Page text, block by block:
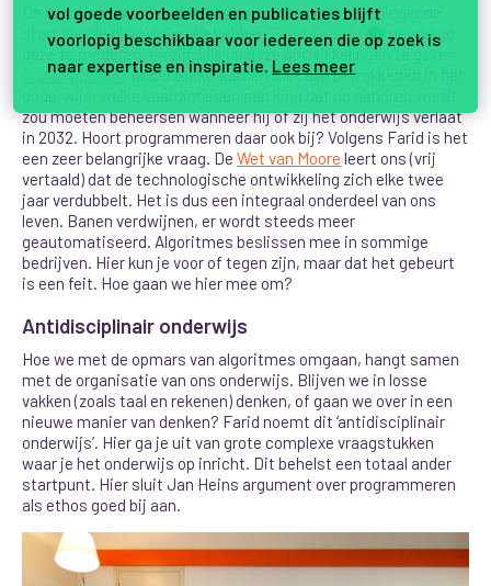
De verhalen van onze drie gasten zorgen voor een vliegende
start van de discussie. We hebbenFarid Tabarki
gevraagd
deze te moderen, en zijn blik op deze ontwikkelingen te geven.
Onderwijs2032 onderzoekt, samen met alle betrokkenen in het
zou moeten beheersen wanneer hij of zij het onderwijs verlaat
in 2032. Hoort programmeren daar ook bij? Volgens Farid is het
een zeer belangrijke vraag. DeWet van Moore leert ons (vrij
vertaald) dat de technologische ontwikkeling zich elke twee
jaar verdubbelt. Het is dus een integraal onderdeel van ons
leven. Banen verdwijnen, er wordt steeds meer
geautomatiseerd. Algoritmes beslissen mee in sommige
bedrijven. Hier kun je voor of tegen zijn, maar dat het gebeurt
is een feit. Hoe gaan we hier mee om?
Antidisciplinair onderwijs
Hoe we met de opmars van algoritmes omgaan, hangt samen
met de organisatie van ons onderwijs. Blijven we in losse
vakken (zoals taal en rekenen) denken, of gaan we over in een
nieuwe manier van denken? Farid noemt dit ‘antidisciplinair
onderwijs’. Hier ga je uit van grote complexe vraagstukken
waar je het onderwijs op inricht. Dit behelst een totaal ander
startpunt. Hier sluit Jan Heins argument over programmeren
als ethos goed bij aan.
vol goede voorbeelden en publicaties blijft
voorlopig beschikbaar voor iedereen die op zoek is
naar expertise en inspiratie. Lees meer